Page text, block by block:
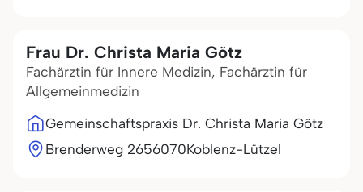
Frau Dr. Christa Maria Götz
Fachärztin für Innere Medizin, Fachärztin für
Allgemeinmedizin
Gemeinschaftspraxis Dr. Christa Maria Götz
Brenderweg 2656070Koblenz-Lützel